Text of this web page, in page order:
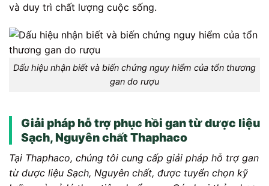
và duy trì chất lượng cuộc sống.
Dấu hiệu nhận biết và biến chứng nguy hiểm của tổn thương
gan do rượu
Giải pháp hỗ trợ phục hồi gan từ dược liệu
Sạch, Nguyên chất Thaphaco
Tại Thaphaco, chúng tôi cung cấp giải pháp hỗ trợ gan
từ dược liệu Sạch, Nguyên chất, được tuyển chọn kỹ